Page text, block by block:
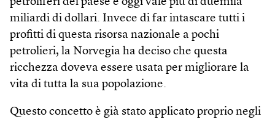
miliardi di dollari. Invece di far intascare tutti i
profitti di questa risorsa nazionale a pochi
petrolieri, la Norvegia ha deciso che questa
ricchezza doveva essere usata per migliorare la
vita di tutta la sua popolazione.
Questo concetto è già stato applicato proprio negli